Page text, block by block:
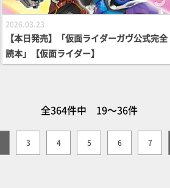
2026.03.23
【本日発売】「仮面ライダーガヴ公式完全
読本」【仮面ライダー】
全364件中 19～36件
3 4 5 6 7